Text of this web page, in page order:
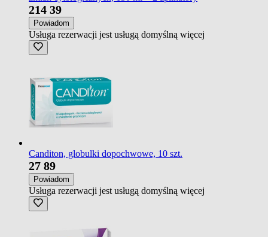
214 39
Powiadom
Usługa rezerwacji jest usługą domyślną więcej
Canditon, globulki dopochwowe, 10 szt.
27 89
Powiadom
Usługa rezerwacji jest usługą domyślną więcej